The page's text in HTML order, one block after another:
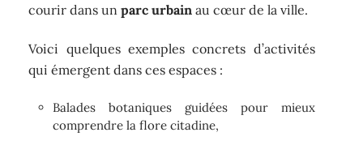
courir dans unparc urbain au cœur de la ville.
Voici quelques exemples concrets d’activités
qui émergent dans ces espaces :
Balades botaniques guidées pour mieux
comprendre la flore citadine,